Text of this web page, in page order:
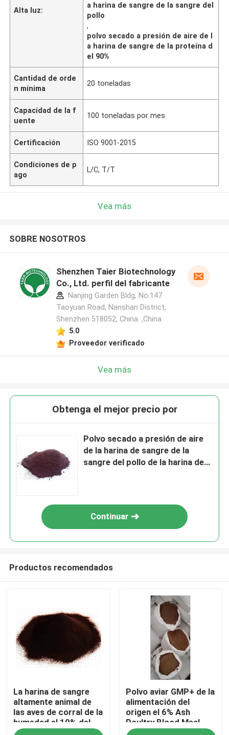
Inicio
Sobre nosotros
Contactos
Alta luz:
a harina de sangre de la sangre del
pollo
,
polvo secado a presión de aire de l
a harina de sangre de la proteína d
el 90%
Cantidad de orde
n mínima
20 toneladas
Capacidad de la f
uente
100 toneladas por mes
Certificación ISO 9001-2015
Condiciones de p
ago
L/C, T/T
Vea más
SOBRE NOSOTROS
Shenzhen Taier Biotechnology
Co., Ltd. perfil del fabricante
Nanjing Garden Bldg, No.147
Taoyuan Road, Nanshan District,
Shenzhen 518052, China. ,China
5.0
Proveedor verificado
Vea más
Obtenga el mejor precio por
Polvo secado a presión de aire
de la harina de sangre de la
sangre del pollo de la harina de
Continuar
Productos recomendados
La harina de sangre
altamente animal de
las aves de corral de la
humedad el 10% del
concentrado de
Polvo aviar GMP+ de la
alimentación del
origen el 6% Ash
Poultry Blood Meal
Animal